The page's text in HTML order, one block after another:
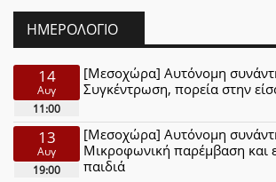
ΗΜΕΡΟΛΌΓΙΟ
14
Αυγ
11:00
[Μεσοχώρα] Αυτόνομη
Συγκέντρωση, πορεία στην
13
Αυγ
19:00
[Μεσοχώρα] Αυτόνομη
Μικροφωνική παρέμβαση και
παιδιά